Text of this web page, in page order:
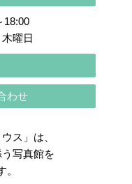
18:00
曜日
わせ
ス」は、
写真館を
。